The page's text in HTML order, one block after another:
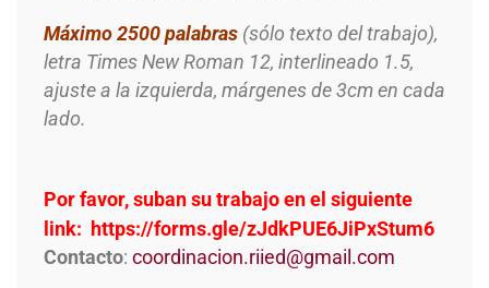
Máximo2500 palabras (sólo texto del trabajo),
letra Times New Roman 12, interlineado 1.5,
ajuste a la izquierda, márgenes de 3cm en cada
lado.
Por favor, suban su trabajo en el siguiente
link: https://forms.gle/zJdkPUE6JiPxStum6
Contacto: coordinacion.riied@gmail.com